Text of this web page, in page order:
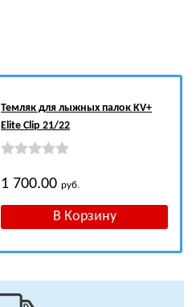
Темляк для лыжных палок KV+
Elite Clip 21/22
1 700.00руб.